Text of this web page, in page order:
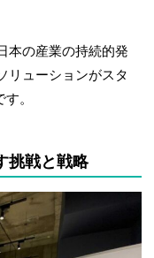
本の産業の持続的発
リューションがスタ
。
挑戦と戦略